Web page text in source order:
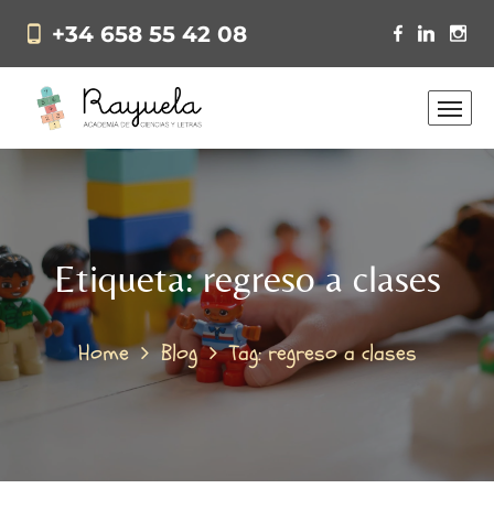
+34 658 55 42 08
Etiqueta:regreso a clases
Home Blog Tag: regreso a clases